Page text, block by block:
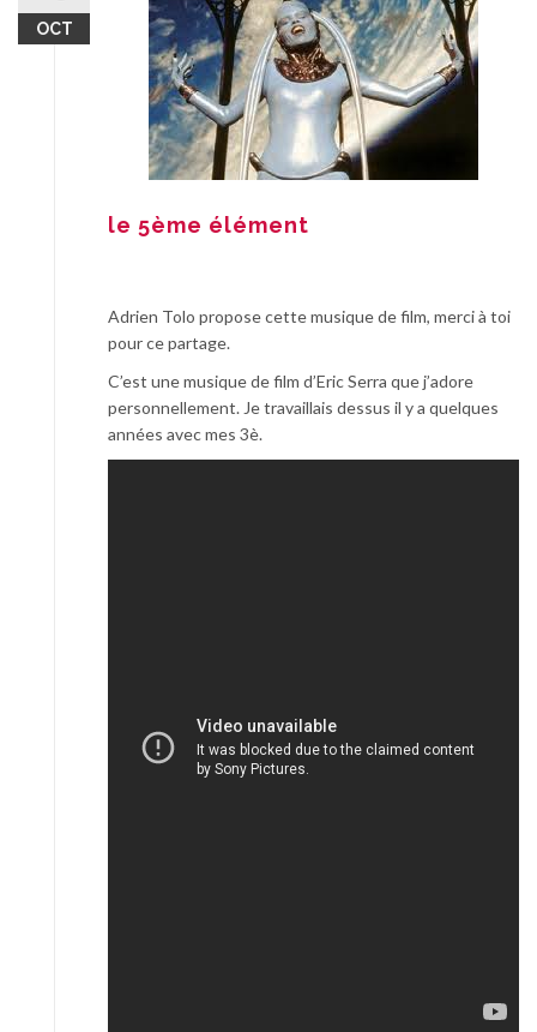
OCT
le 5ème élément
Adrien Tolo propose cette musique de film, merci à toi
pour ce partage.
C’est une musique de film d’Eric Serra que j’adore
personnellement. Je travaillais dessus il y a quelques
années avec mes 3è.